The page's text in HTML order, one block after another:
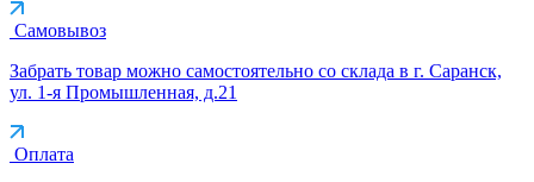
Самовывоз
Забрать товар можно самостоятельно со склада в г. Саранск,
ул. 1-я Промышленная, д.21
Оплата